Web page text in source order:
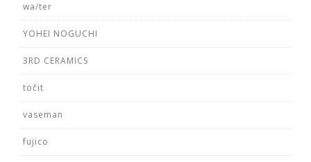
wa/ter
YOHEI NOGUCHI
3RD CERAMICS
točit
vaseman
fujico